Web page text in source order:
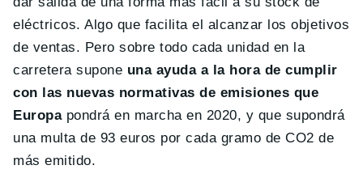
eléctricos. Algo que facilita el alcanzar los objetivos
de ventas. Pero sobre todo cada unidad en la
carretera supone una ayuda a la hora de cumplir
con las nuevas normativas de emisiones que
Europapondrá en marcha en 2020, y que supondrá
una multa de 93 euros por cada gramo de CO2 de
más emitido.